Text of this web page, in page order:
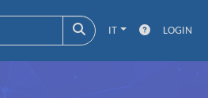
IT LOGIN